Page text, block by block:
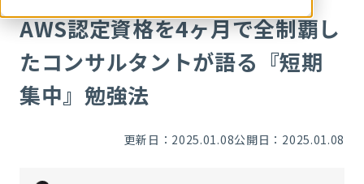
AWS認定資格を4ヶ月で全制覇し
たコンサルタントが語る『短期
集中』勉強法
更新日：2025.01.08公開日：2025.01.08